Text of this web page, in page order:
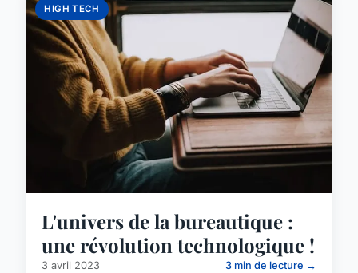
HIGH TECH
L'univers de la bureautique :
une révolution technologique !
3 avril 2023 3 min de lecture →